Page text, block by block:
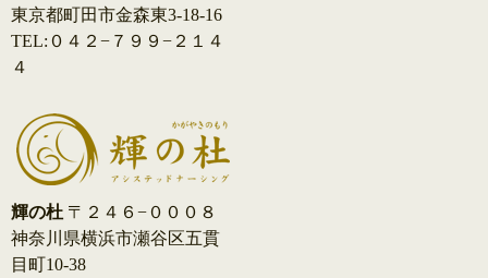
東京都町田市金森東3-18-16
TEL:０４２−７９９−２１４
４
輝の杜 〒２４６−０００８
神奈川県横浜市瀬谷区五貫
目町10-38